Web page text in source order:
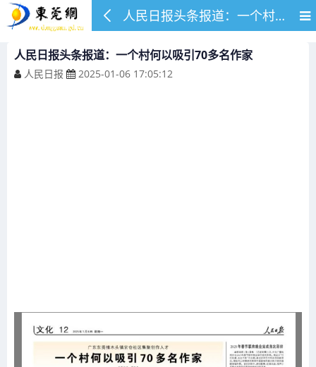
人民日报头条报道：一个村何以吸引70多名作家
人民日报头条报道：一个村何以吸引70多名作家
人民日报 2025-01-06 17:05:12